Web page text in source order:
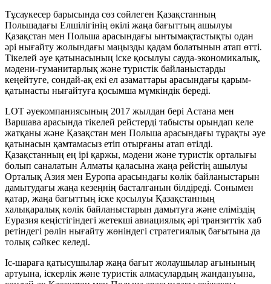
Тұсаукесер барысында сөз сөйлеген Қазақстанның
Польшадағы Елшілігінің өкілі жаңа бағыттың ашылуы
Қазақстан мен Польша арасындағы ынтымақтастықты одан
әрі нығайту жолындағы маңызды қадам болатынын атап өтті.
Тікелей әуе қатынасының іске қосылуы сауда-экономикалық,
мәдени-гуманитарлық және туристік байланыстарды
кеңейтуге, сондай-ақ екі ел азаматтары арасындағы қарым-
қатынасты нығайтуға қосымша мүмкіндік береді.
LOT әуекомпаниясының 2017 жылдан бері Астана мен
Варшава арасында тікелей рейстерді табысты орындап келе
жатқаны және Қазақстан мен Польша арасындағы тұрақты әуе
қатынасын қамтамасыз етіп отырғаны атап өтілді.
Қазақстанның ең ірі қаржы, мәдени және туристік орталығы
болып саналатын Алматы қаласына жаңа рейстің ашылуы
Орталық Азия мен Еуропа арасындағы көлік байланыстарын
дамытудағы жаңа кезеңнің басталғанын білдіреді. Сонымен
қатар, жаңа бағыттың іске қосылуы Қазақстанның
халықаралық көлік байланыстарын дамытуға және еліміздің
Еуразия кеңістігіндегі жетекші авиациялық әрі транзиттік хаб
ретіндегі рөлін нығайту жөніндегі стратегиялық бағытына да
толық сәйкес келеді.
Іс-шараға қатысушылар жаңа бағыт жолаушылар ағынының
артуына, іскерлік және туристік алмасулардың жандануына,